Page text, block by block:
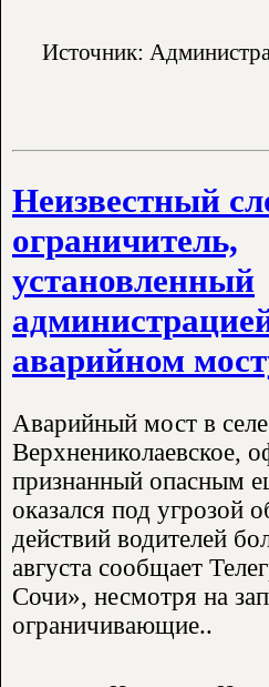
Источник:
Неизвестный
ограничитель,
установленный
аварийном
Аварийный мост в селе
Верхнениколаевское,
признанный опасным
оказался под угрозой
действий водителей
августа сообщает
Сочи», несмотря на
ограничивающие..